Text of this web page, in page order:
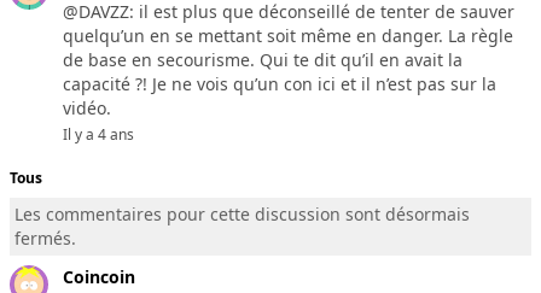
@DAVZZ: il est plus que déconseillé de tenter de sauver
quelqu’un en se mettant soit même en danger. La règle
de base en secourisme. Qui te dit qu’il en avait la
capacité ?! Je ne vois qu’un con ici et il n’est pas sur la
vidéo.
Il y a 4 ans
Tous
Les commentaires pour cette discussion sont désormais
fermés.
Coincoin